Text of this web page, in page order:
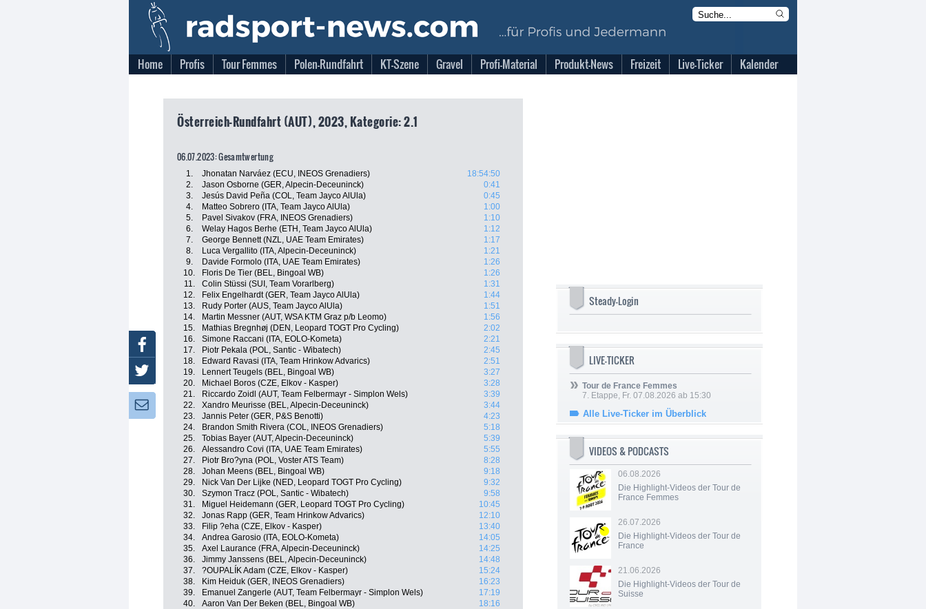
Home Profis Tour Femmes Polen-Rundfahrt KT-Szene Gravel Profi-Material Produkt-News Freizeit Live-Ticker Kalender
Österreich-Rundfahrt (AUT), 2023, Kategorie: 2.1
06.07.2023: Gesamtwertung
1. Jhonatan Narváez (ECU, INEOS Grenadiers)
18:54:50
2.
Jason Osborne (GER, Alpecin-Deceuninck)
0:41
3.
Jesús David Peña (COL, Team Jayco AlUla)
0:45
4.
Matteo Sobrero (ITA, Team Jayco AlUla)
1:00
5.
Pavel Sivakov (FRA, INEOS Grenadiers)
1:10
6.
Welay Hagos Berhe (ETH, Team Jayco AlUla)
1:12
7.
George Bennett (NZL, UAE Team Emirates)
1:17
8.
Luca Vergallito (ITA, Alpecin-Deceuninck)
1:21
9.
Davide Formolo (ITA, UAE Team Emirates)
1:26
10.
Floris De Tier (BEL, Bingoal WB)
1:26
11.
Colin Stüssi (SUI, Team Vorarlberg)
1:31
12.
Felix Engelhardt (GER, Team Jayco AlUla)
1:44
13.
Rudy Porter (AUS, Team Jayco AlUla)
1:51
14.
Martin Messner (AUT, WSA KTM Graz p/b Leomo)
1:56
15.
Mathias Bregnhøj (DEN, Leopard TOGT Pro Cycling)
2:02
16.
Simone Raccani (ITA, EOLO-Kometa)
2:21
17.
Piotr Pekala (POL, Santic - Wibatech)
2:45
18.
Edward Ravasi (ITA, Team Hrinkow Advarics)
2:51
19.
Lennert Teugels (BEL, Bingoal WB)
3:27
20.
Michael Boros (CZE, Elkov - Kasper)
3:28
21.
Riccardo Zoidl (AUT, Team Felbermayr - Simplon Wels)
3:39
22.
Xandro Meurisse (BEL, Alpecin-Deceuninck)
3:44
23.
Jannis Peter (GER, P&S Benotti)
4:23
24.
Brandon Smith Rivera (COL, INEOS Grenadiers)
5:18
25.
Tobias Bayer (AUT, Alpecin-Deceuninck)
5:39
26.
Alessandro Covi (ITA, UAE Team Emirates)
5:55
27.
Piotr Bro?yna (POL, Voster ATS Team)
8:28
28.
Johan Meens (BEL, Bingoal WB)
9:18
29.
Nick Van Der Lijke (NED, Leopard TOGT Pro Cycling)
9:32
30.
Szymon Tracz (POL, Santic - Wibatech)
9:58
31.
Miguel Heidemann (GER, Leopard TOGT Pro Cycling)
10:45
32.
Jonas Rapp (GER, Team Hrinkow Advarics)
12:10
33.
Filip ?eha (CZE, Elkov - Kasper)
13:40
34.
Andrea Garosio (ITA, EOLO-Kometa)
14:05
35.
Axel Laurance (FRA, Alpecin-Deceuninck)
14:25
36.
Jimmy Janssens (BEL, Alpecin-Deceuninck)
14:48
37.
?OUPALÍK Adam (CZE, Elkov - Kasper)
15:24
38.
Kim Heiduk (GER, INEOS Grenadiers)
16:23
39.
Emanuel Zangerle (AUT, Team Felbermayr - Simplon Wels)
17:19
40.
Aaron Van Der Beken (BEL, Bingoal WB)
18:16
Steady-Login
LIVE-TICKER
Tour de France Femmes
7. Etappe, Fr. 07.08.2026 ab 15:30
Alle Live-Ticker im Überblick
VIDEOS & PODCASTS
06.08.2026
Die Highlight-Videos der Tour de
France Femmes
26.07.2026
Die Highlight-Videos der Tour de
France
21.06.2026
Die Highlight-Videos der Tour de
Suisse
Facebook
Twitter
Newsletter: